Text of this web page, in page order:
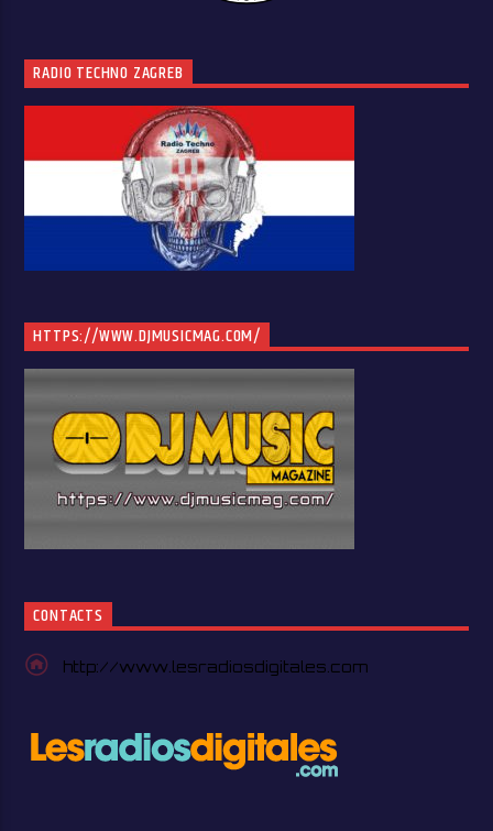
RADIO TECHNO ZAGREB
HTTPS://WWW.DJMUSICMAG.COM/
CONTACTS
http://www.lesradiosdigitales.com